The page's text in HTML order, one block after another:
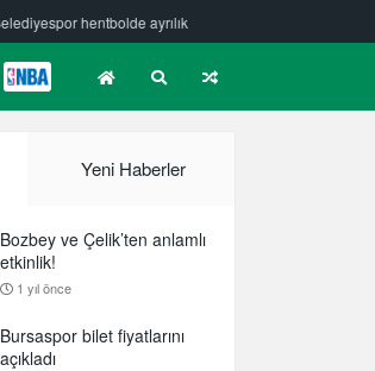
Güzelsöz’den mesaj var!
NBA
Yeni Haberler
Bozbey ve Çelik’ten anlamlı
etkinlik!
1 yıl önce
Bursaspor bilet fiyatlarını
açıkladı